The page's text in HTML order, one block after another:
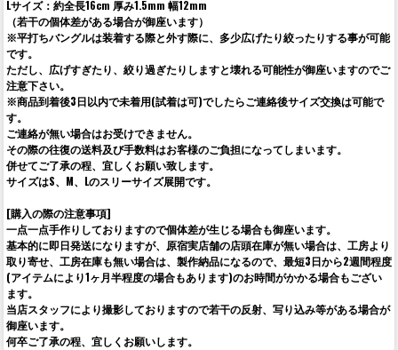
Lサイズ：約全長16cm 厚み1.5mm 幅12mm
（若干の個体差がある場合が御座います）
※平打ちバングルは装着する際と外す際に、多少広げたり絞ったりする事が可能
です。
ただし、広げすぎたり、絞り過ぎたりしますと壊れる可能性が御座いますのでご
注意下さい。
※商品到着後3日以内で未着用(試着は可)でしたらご連絡後サイズ交換は可能で
す。
ご連絡が無い場合はお受けできません。
その際の往復の送料及び手数料はお客様のご負担になってしまいます。
併せてご了承の程、宜しくお願い致します。
サイズはS、M、Lのスリーサイズ展開です。
[購入の際の注意事項]
一点一点手作りしておりますので個体差が生じる場合も御座います。
基本的に即日発送になりますが、原宿実店舗の店頭在庫が無い場合は、工房より
取り寄せ、工房在庫も無い場合は、製作納品になるので、最短3日から2週間程度
(アイテムにより1ヶ月半程度の場合もあります)のお時間がかかる場合もござい
ます。
当店スタッフにより撮影しておりますので若干の反射、写り込み等がある場合が
御座います。
何卒ご了承の程、宜しくお願いします。